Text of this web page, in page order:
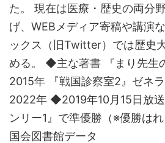
た。 現在は医療・歴史の両分
げ、WEBメディア寄稿や講演
ックス（旧Twitter）では歴史
める。 ◆主な著書 『まり先生
2015年 『戦国診察室2』ゼネ
2022年 ◆2019年10月15日放
ンリー1』で準優勝（※優勝は
国会図書館データ